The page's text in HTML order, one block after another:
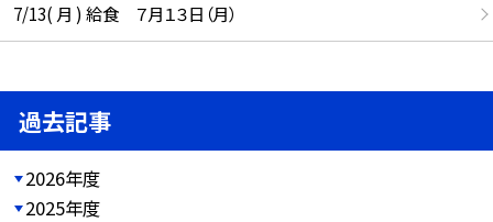
7/13( 月 ) 給食 ７月１３日（月）
過去記事
2026年度
2025年度